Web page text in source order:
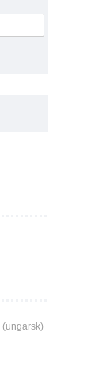
(ungarsk)